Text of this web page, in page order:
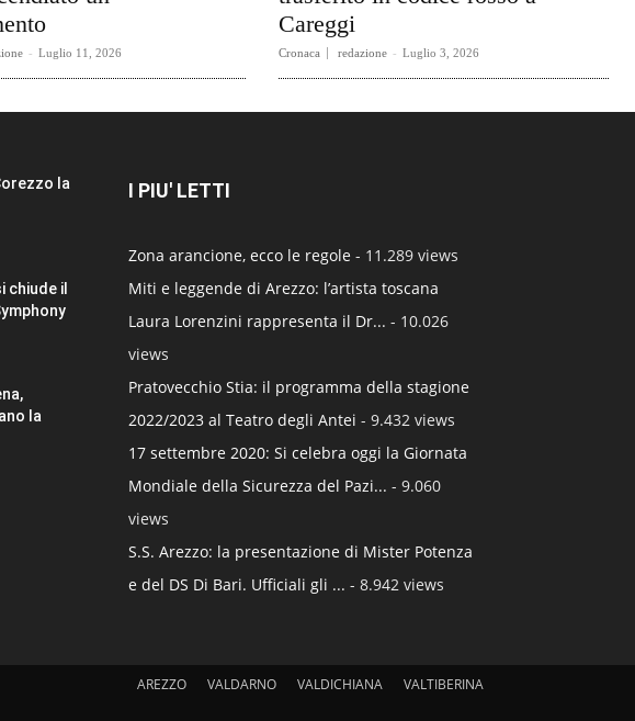
- Luglio 11, 2026
Careggi
Cronaca redazione - Luglio 3, 2026
la
chiude il
la
I PIU' LETTI
Zona arancione, ecco le regole - 11.289 views
Miti e leggende di Arezzo: l’artista toscana
Laura Lorenzini rappresenta il Dr... - 10.026
views
Pratovecchio Stia: il programma della stagione
2022/2023 al Teatro degli Antei - 9.432 views
17 settembre 2020: Si celebra oggi la Giornata
Mondiale della Sicurezza del Pazi... - 9.060
views
S.S. Arezzo: la presentazione di Mister Potenza
e del DS Di Bari. Ufficiali gli ... - 8.942 views
AREZZO VALDARNO VALDICHIANA VALTIBERINA